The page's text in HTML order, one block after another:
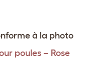
à la photo
poules – Rose